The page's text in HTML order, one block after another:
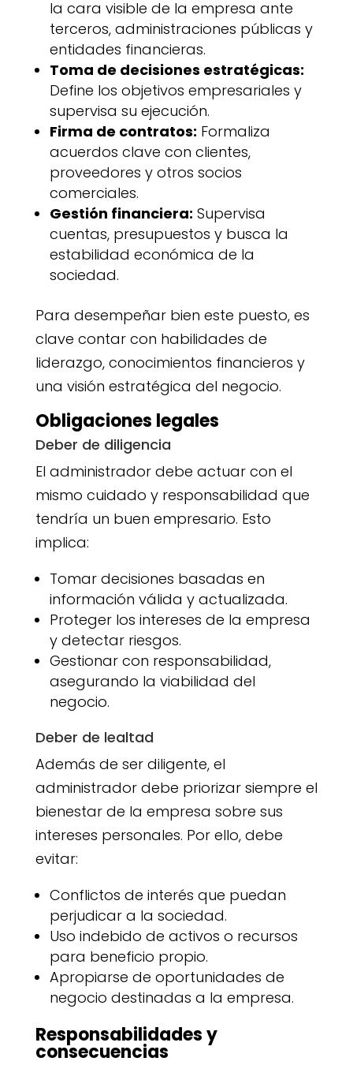
la cara visible de la empresa ante
terceros, administraciones públicas y
entidades financieras.
Toma de decisiones estratégicas:
Define los objetivos empresariales y
supervisa su ejecución.
Firma de contratos: Formaliza
acuerdos clave con clientes,
proveedores y otros socios
comerciales.
Gestión financiera: Supervisa
cuentas, presupuestos y busca la
estabilidad económica de la
sociedad.
Para desempeñar bien este puesto, es
clave contar con habilidades de
liderazgo, conocimientos financieros y
una visión estratégica del negocio.
Obligaciones legales
Deber de diligencia
El administrador debe actuar con el
mismo cuidado y responsabilidad que
tendría un buen empresario. Esto
implica:
Tomar decisiones basadas en
información válida y actualizada.
Proteger los intereses de la empresa
y detectar riesgos.
Gestionar con responsabilidad,
asegurando la viabilidad del
negocio.
Deber de lealtad
Además de ser diligente, el
administrador debe priorizar siempre el
bienestar de la empresa sobre sus
intereses personales. Por ello, debe
evitar:
Conflictos de interés que puedan
perjudicar a la sociedad.
Uso indebido de activos o recursos
para beneficio propio.
Apropiarse de oportunidades de
negocio destinadas a la empresa.
Responsabilidades y
consecuencias